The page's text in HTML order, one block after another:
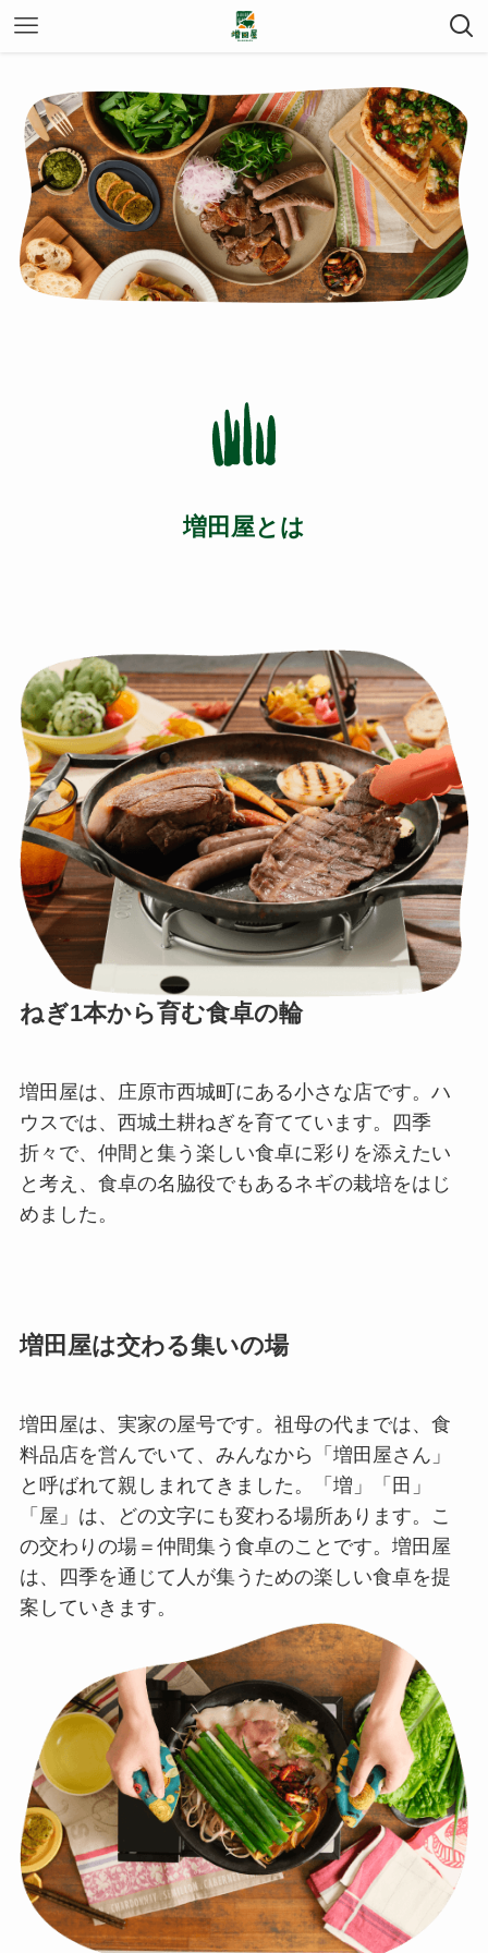
増田屋とは
ねぎ1本から育む食卓の輪
増田屋は、庄原市西城町にある小さな店です。ハ
ウスでは、西城土耕ねぎを育てています。四季
折々で、仲間と集う楽しい食卓に彩りを添えたい
と考え、食卓の名脇役でもあるネギの栽培をはじ
めました。
増田屋は交わる集いの場
増田屋は、実家の屋号です。祖母の代までは、食
料品店を営んでいて、みんなから「増田屋さん」
と呼ばれて親しまれてきました。「増」「田」
「屋」は、どの文字にも変わる場所あります。こ
の交わりの場＝仲間集う食卓のことです。増田屋
は、四季を通じて人が集うための楽しい食卓を提
案していきます。